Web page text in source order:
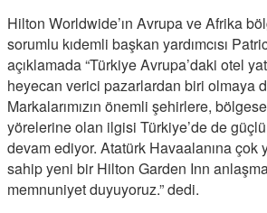
Hilton Worldwide’ın Avrupa ve Afrika
sorumlu kıdemli başkan yardımcısı
açıklamada “Türkiye Avrupa’daki otel
heyecan verici pazarlardan biri olmaya
Markalarımızın önemli şehirlere,
yörelerine olan ilgisi Türkiye’de de
devam ediyor. Atatürk Havaalanına çok
sahip yeni bir Hilton Garden Inn
memnuniyet duyuyoruz.” dedi.